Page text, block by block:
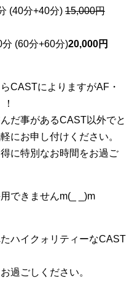
(40分+40分) 15,000円
分 (60分+60分)20,000円
CASTによりますがAF・
だ事があるCAST以外でと
にお申し付けください。
に特別なお時間をお過ご
できませんm(_ _)m
ハイクォリティーなCAST
過ごしください。